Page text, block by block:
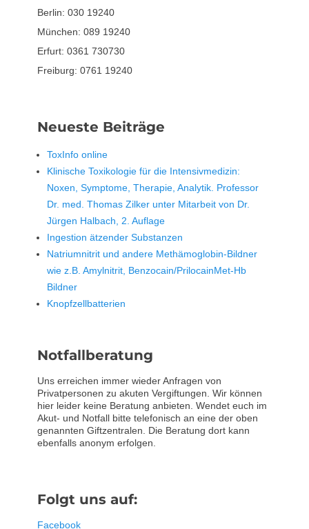
Berlin: 030 19240
München: 089 19240
Erfurt: 0361 730730
Freiburg: 0761 19240
Neueste Beiträge
ToxInfo online
Klinische Toxikologie für die Intensivmedizin:
Noxen, Symptome, Therapie, Analytik. Professor
Dr. med. Thomas Zilker unter Mitarbeit von Dr.
Jürgen Halbach, 2. Auflage
Ingestion ätzender Substanzen
Natriumnitrit und andere Methämoglobin-Bildner
wie z.B. Amylnitrit, Benzocain/PrilocainMet-Hb
Bildner
Knopfzellbatterien
Notfallberatung
Uns erreichen immer wieder Anfragen von
Privatpersonen zu akuten Vergiftungen. Wir können
hier leider keine Beratung anbieten. Wendet euch im
Akut- und Notfall bitte telefonisch an eine der oben
genannten Giftzentralen. Die Beratung dort kann
ebenfalls anonym erfolgen.
Folgt uns auf:
Facebook